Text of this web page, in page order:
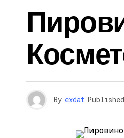
By exdat Published